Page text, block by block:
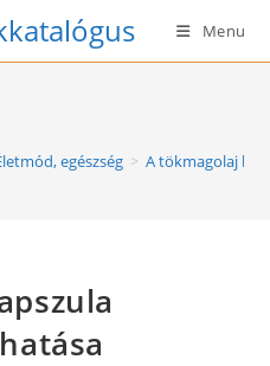
Menu
egészség > A tökmagolaj